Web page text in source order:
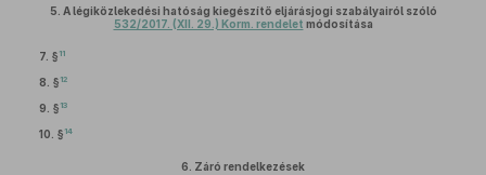
5. A légiközlekedési hatóság kiegészítő eljárásjogi szabályairól szóló
532/2017. (XII. 29.) Korm. rendelet módosítása
7. § 11
8. § 12
9. § 13
10. § 14
6. Záró rendelkezések